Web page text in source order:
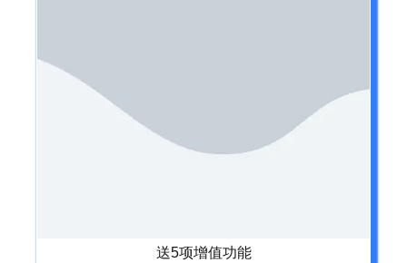
送5项增值功能